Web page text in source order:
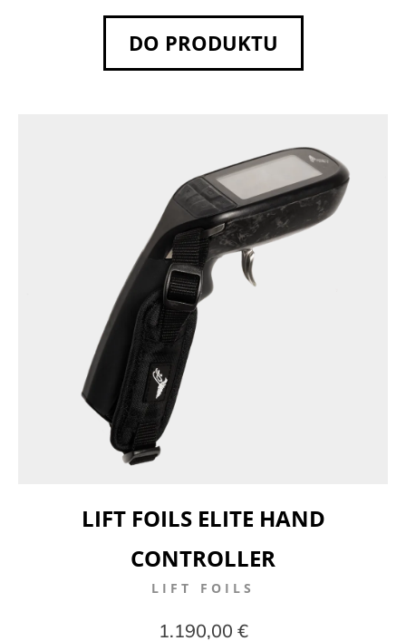
DO PRODUKTU
LIFT FOILS ELITE HAND
CONTROLLER
LIFT FOILS
1.190,00 €